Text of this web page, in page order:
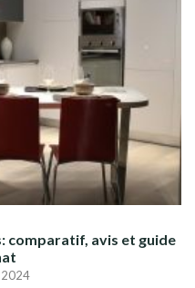
comparatif, avis et guide